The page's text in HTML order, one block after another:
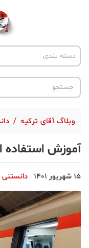
دسته بندی
اخبار ترکیه
پروژه ها
تحصیل در ترکیه
ترکیه گردی
دانستنی
دکوراسیون
قبرس
وبلاگ آقای ترکیه /
آموزش استفاده
15 شهریور 1401 دانستنی